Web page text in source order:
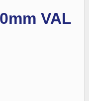
VAL